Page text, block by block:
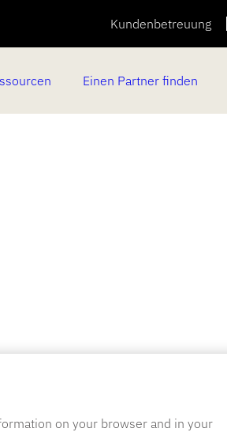
Kundenbetreuung
Einen Partner finden
on your browser and in your